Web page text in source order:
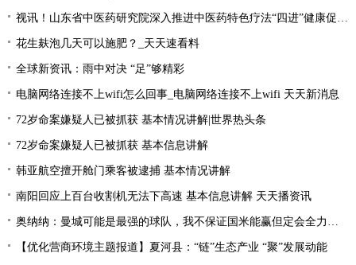
视讯！山东省中医药研究院深入推进中医药特色疗法“四进”健康促进行动
花生麸泡几天可以施肥？_天天速看料
全球新资讯：雨中对决 “足”够精彩
电脑网络连接不上wifi怎么回事_电脑网络连接不上wifi 天天新消息
72岁命案嫌疑人已被抓获 基本情况讲解|世界热头条
72岁命案嫌疑人已被抓获 基本信息讲解
韩亚航空擅开舱门乘客被逮捕 基本情况讲解
南阳回应上百台收割机无法下高速 基本信息讲解 天天播资讯
奥纳纳：曼城可能是最强的球队，我不保证国米能赢但定会全力以赴|环球最新
【优化营商环境主题报道】夏河县：“链”生态产业 “聚”发展动能